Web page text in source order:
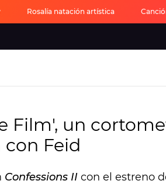
Rosalía natación artística
Film', un
Feid
Confessions II con el estreno